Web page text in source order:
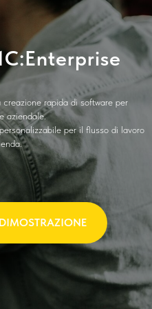
rapida di software per
aziendale.
per il flusso di lavoro